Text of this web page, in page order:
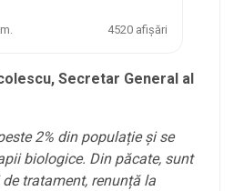
4520 afișări
Secretar General al
2% din populație și se
biologice. Din păcate, sunt
tratament, renunță la